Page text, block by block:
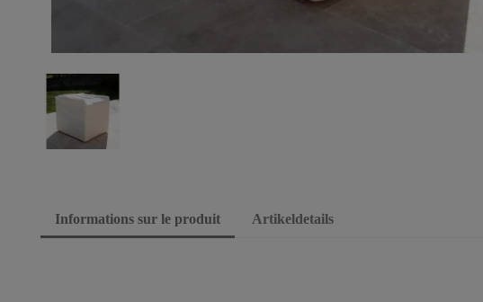
Informations sur le produit Artikeldetails